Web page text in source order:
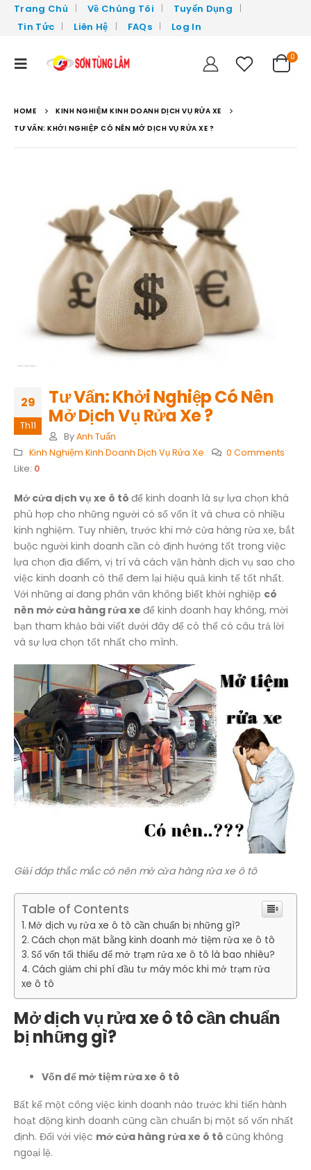
Trang Chủ Về Chúng Tôi
Tuyển Dụng
Tin Tức
Liên Hệ FAQs Log In
0
HOME
KINH NGHIỆM KINH DOANH DỊCH VỤ RỬA XE
TƯ VẤN: KHỞI NGHIỆP CÓ NÊN MỞ DỊCH VỤ RỬA XE ?
29
Th11
Tư Vấn: Khởi Nghiệp Có Nên
Mở Dịch Vụ Rửa Xe ?
ByAnh Tuấn
Kinh Nghiệm Kinh Doanh Dịch Vụ Rửa Xe
0 Comments
Like: 0
Mở cửa dịch vụ xe ô tô để kinh doanh là sự lựa chọn khá
phù hợp cho những người có số vốn ít và chưa có nhiều
kinh nghiệm. Tuy nhiên, trước khi mở cửa hàng rửa xe, bắt
buộc người kinh doanh cần có định hướng tốt trong việc
lựa chọn địa điểm, vị trí và cách vận hành dịch vụ sao cho
việc kinh doanh có thể đem lại hiệu quả kinh tế tốt nhất.
Với những ai đang phân vân không biết khởi nghiệp có
nên mở cửa hàng rửa xe để kinh doanh hay không, mời
bạn tham khảo bài viết dưới đây để có thể có câu trả lời
và sự lựa chọn tốt nhất cho mình.
Giải đáp thắc mắc có nên mở cửa hàng rửa xe ô tô
Table of Contents
Mở dịch vụ rửa xe ô tô cần chuẩn bị những gì?
Cách chọn mặt bằng kinh doanh mở tiệm rửa xe ô tô
Số vốn tối thiểu để mở trạm rửa xe ô tô là bao nhiêu?
Cách giảm chi phí đầu tư máy móc khi mở trạm rửa
xe ô tô
Mở dịch vụ rửa xe ô tô cần chuẩn
bị những gì?
Vốn để mở tiệm rửa xe ô tô
Bất kể một công việc kinh doanh nào trước khi tiến hành
hoạt động kinh doanh cũng cần chuẩn bị một số vốn nhất
định. Đối với việc mở cửa hàng rửa xe ô tô cũng không
ngoại lệ.